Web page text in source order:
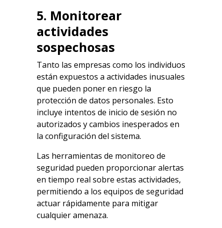
5. Monitorear
actividades
sospechosas
Tanto las empresas como los individuos
están expuestos a actividades inusuales
que pueden poner en riesgo la
protección de datos personales. Esto
incluye intentos de inicio de sesión no
autorizados y cambios inesperados en
la configuración del sistema.
Las herramientas de monitoreo de
seguridad pueden proporcionar alertas
en tiempo real sobre estas actividades,
permitiendo a los equipos de seguridad
actuar rápidamente para mitigar
cualquier amenaza.